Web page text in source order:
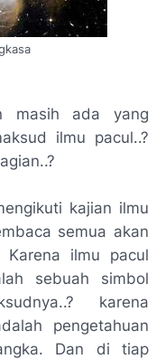
masih ada yang
ilmu pacul..?
kajian ilmu
semua akan
ilmu pacul
sebuah simbol
karena
pengetahuan
Dan di tiap